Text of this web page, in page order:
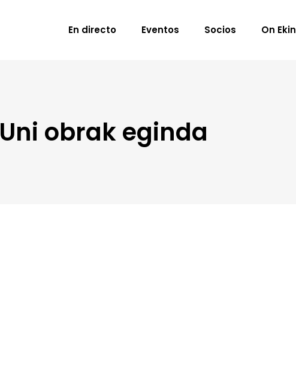
En directo Eventos Socios On Ekin
Uni obrak eginda